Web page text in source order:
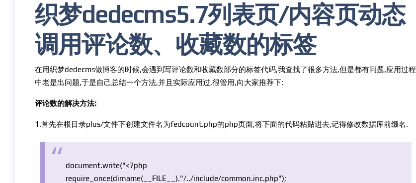
织梦dedecms5.7列表页/内容页动态
调用评论数、收藏数的标签
在用织梦dedecms做博客的时候,会遇到写评论数和收藏数部分的标签代码,我查找了很多方法,但是都有问题,应用过程
中老是出问题,于是自己总结一个方法,并且实际应用过,很管用,向大家推荐下:
评论数的解决方法:
1.首先在根目录plus/文件下创建文件名为fedcount.php的php页面,将下面的代码粘贴进去,记得修改数据库前缀名.
document.write("<?php
require_once(dirname( __FILE__ )."/../include/common.inc.php");